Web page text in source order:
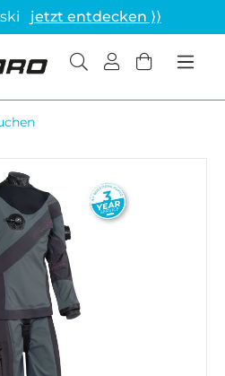
jetzt entdecken ⟩⟩